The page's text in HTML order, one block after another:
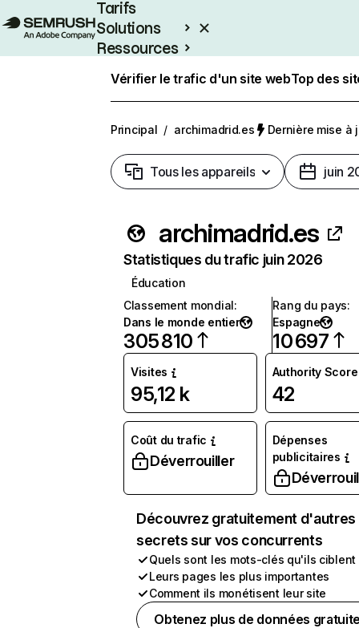
Tarifs
Solutions
Ressources
Vérifier le trafic d'un site webTop des
Principal / archimadrid.es Dernière mise à
Tous les appareils juin
archimadrid.es
Statistiques du trafic juin 2026
Éducation
Classement mondial:
Dans le monde entier
305 810
Rang du pays:
Espagne
10 697
Visites
95,12 k
Authority Score
42
Coût du trafic
Déverrouiller
Dépenses
publicitaires
Découvrez gratuitement d'autres
secrets sur vos concurrents
Quels sont les mots-clés qu'ils ciblent
Leurs pages les plus importantes
Comment ils monétisent leur site
Obtenez plus de données